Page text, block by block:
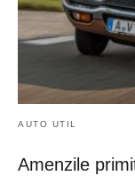
AUTO UTIL
Amenzile